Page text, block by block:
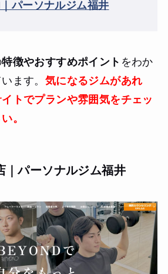
パーソナルジム福井
特徴やおすすめポイント をわか
ます。 気になるジムがあれ
トでプランや雰囲気をチェッ
。
｜パーソナルジム福井